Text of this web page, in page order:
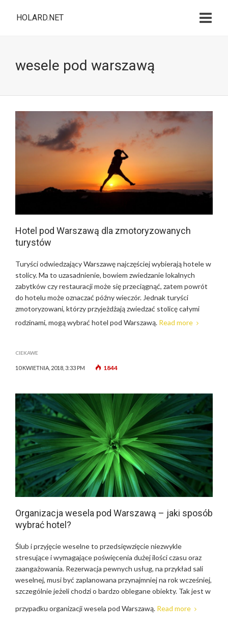
HOLARD.NET
wesele pod warszawą
Hotel pod Warszawą dla zmotoryzowanych
turystów
Turyści odwiedzający Warszawę najczęściej wybierają hotele w
stolicy. Ma to uzasadnienie, bowiem zwiedzanie lokalnych
zabytków czy restauracji może się przeciągnąć, zatem powrót
do hotelu może oznaczać późny wieczór. Jednak turyści
zmotoryzowani, którzy przyjeżdżają zwiedzać stolicę całymi
rodzinami, mogą wybrać hotel pod Warszawą. Read more
CIEKAWE
10 KWIETNIA, 2018, 3:33 PM 1844
Organizacja wesela pod Warszawą – jaki sposób
wybrać hotel?
Ślub i przyjęcie weselne to przedsięwzięcie niezwykle
stresujące i wymagające poświęcenia dużej ilości czasu oraz
zaangażowania. Rezerwacja pewnych usług, na przykład sali
weselnej, musi być zaplanowana przynajmniej na rok wcześniej,
szczególnie jeżeli chodzi o bardzo oblegane obiekty. Tak jest w
przypadku organizacji wesela pod Warszawą. Read more